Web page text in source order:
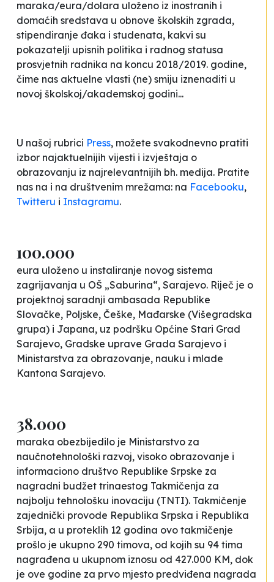
maraka/eura/dolara uloženo iz inostranih i
domaćih sredstava u obnove školskih zgrada,
stipendiranje đaka i studenata, kakvi su
pokazatelji upisnih politika i radnog statusa
prosvjetnih radnika na koncu 2018/2019. godine,
čime nas aktuelne vlasti (ne) smiju iznenaditi u
novoj školskoj/akademskoj godini...
U našoj rubrici Press, možete svakodnevno pratiti
izbor najaktuelnijih vijesti i izvještaja o
obrazovanju iz najrelevantnijih bh. medija. Pratite
nas na i na društvenim mrežama: na Facebooku,
Twitteru i Instagramu.
100.000
eura uloženo u instaliranje novog sistema
zagrijavanja u OŠ „Saburina“, Sarajevo. Riječ je o
projektnoj saradnji ambasada Republike
Slovačke, Poljske, Češke, Mađarske (Višegradska
grupa) i Japana, uz podršku Općine Stari Grad
Sarajevo, Gradske uprave Grada Sarajevo i
Ministarstva za obrazovanje, nauku i mlade
Kantona Sarajevo.
38.000
maraka obezbijedilo je Ministarstvo za
naučnotehnološki razvoj, visoko obrazovanje i
informaciono društvo Republike Srpske za
nagradni budžet trinaestog Takmičenja za
najbolju tehnološku inovaciju (TNTI). Takmičenje
zajednički provode Republika Srpska i Republika
Srbija, a u proteklih 12 godina ovo takmičenje
prošlo je ukupno 290 timova, od kojih su 94 tima
nagrađena u ukupnom iznosu od 427.000 KM, dok
je ove godine za prvo mjesto predviđena nagrada